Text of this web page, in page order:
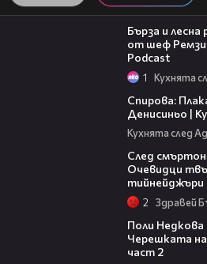
18:45
Бърза и
от шеф Ремзи
Podcast
1 Кухнята
Спирова:
Денисиньо |
Кухнята след
След
Очевидци
тийнейджъри
2 Здравей
Поли
Черешката
част 2